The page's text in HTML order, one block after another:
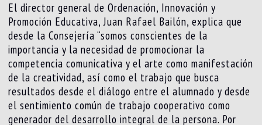
El director general de Ordenación, Innovación y
Promoción Educativa, Juan Rafael Bailón, explica que
desde la Consejería “somos conscientes de la
importancia y la necesidad de promocionar la
competencia comunicativa y el arte como manifestación
de la creatividad, así como el trabajo que busca
resultados desde el diálogo entre el alumnado y desde
el sentimiento común de trabajo cooperativo como
generador del desarrollo integral de la persona. Por